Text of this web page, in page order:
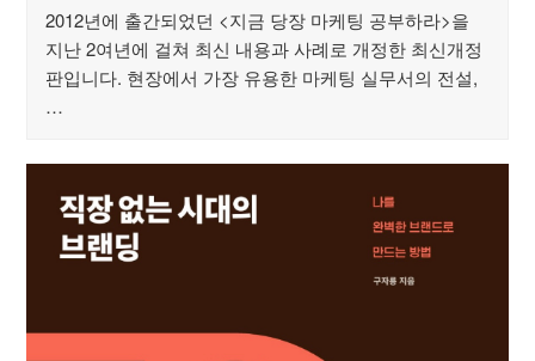
2012년에 출간되었던 <지금 당장 마케팅 공부하라>을
지난 2여년에 걸쳐 최신 내용과 사례로 개정한 최신개정
판입니다. 현장에서 가장 유용한 마케팅 실무서의 전설,
…